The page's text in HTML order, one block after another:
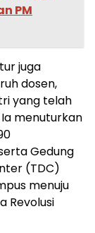
PM
juga
dosen,
yang telah
menuturkan
Gedung
(TDC)
menuju
Revolusi